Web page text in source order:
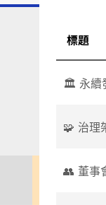
標題
🏛️ 永續
🧩 治
👥 董